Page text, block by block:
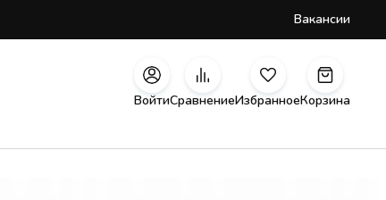
Вакансии
ВойтиСравнениеИзбранноеКорзина